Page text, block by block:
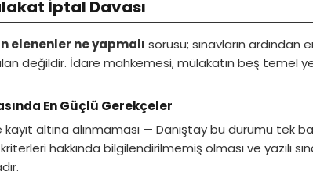
İptal Davası
elenenler ne yapmalı sorusu; sınavların ardından
değildir. İdare mahkemesi, mülakatın beş temel
En Güçlü Gerekçeler
kayıt altına alınmaması — Danıştay bu durumu tek
hakkında bilgilendirilmemiş olması ve yazılı